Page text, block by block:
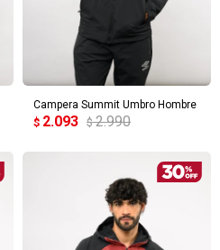
Campera Summit Umbro Hombre
$ 2.093 $ 2.990
forma más ágil de
sin recargo o hasta en
con tu cédula!
crediticia.
para comprar